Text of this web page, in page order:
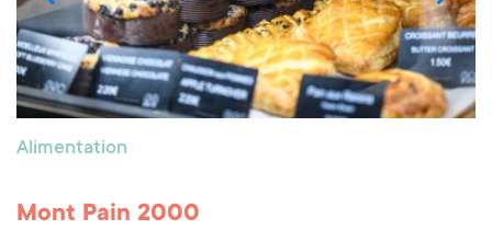
Alimentation
Mont Pain 2000